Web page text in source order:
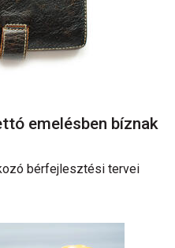
emelésben bíznak
bérfejlesztési tervei